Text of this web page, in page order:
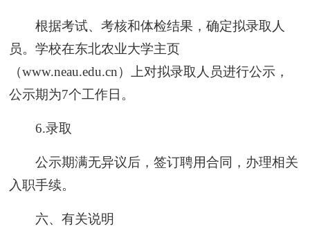
根据考试、考核和体检结果，确定拟录取人
员。学校在东北农业大学主页
（www.neau.edu.cn）上对拟录取人员进行公示，
公示期为7个工作日。
6.录取
公示期满无异议后，签订聘用合同，办理相关
入职手续。
六、有关说明